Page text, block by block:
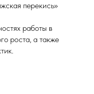
перекись»
работы в
роста, а также